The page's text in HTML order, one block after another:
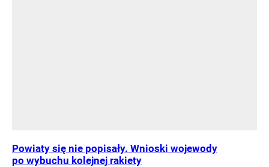
Powiaty się nie popisały. Wnioski wojewody
po wybuchu kolejnej rakiety